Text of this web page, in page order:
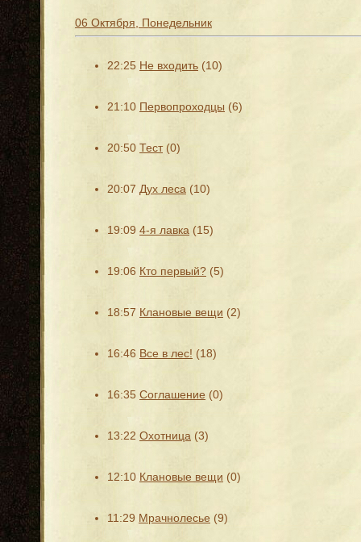
06 Октября, Понедельник
22:25 Не входить (10)
21:10 Первопроходцы (6)
20:50 Тест (0)
20:07 Дух леса (10)
19:09 4-я лавка (15)
19:06 Кто первый? (5)
18:57 Клановые вещи (2)
16:46 Все в лес! (18)
16:35 Соглашение (0)
13:22 Охотница (3)
12:10 Клановые вещи (0)
11:29 Мрачнолесье (9)